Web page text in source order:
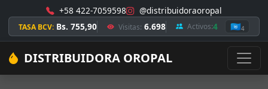
+58 422-7059598 @distribuidoraoropal
TASA BCV: Bs. 755,90 Visitas: 6.698 Activos:4 🇺🇳4
DISTRIBUIDORA OROPAL